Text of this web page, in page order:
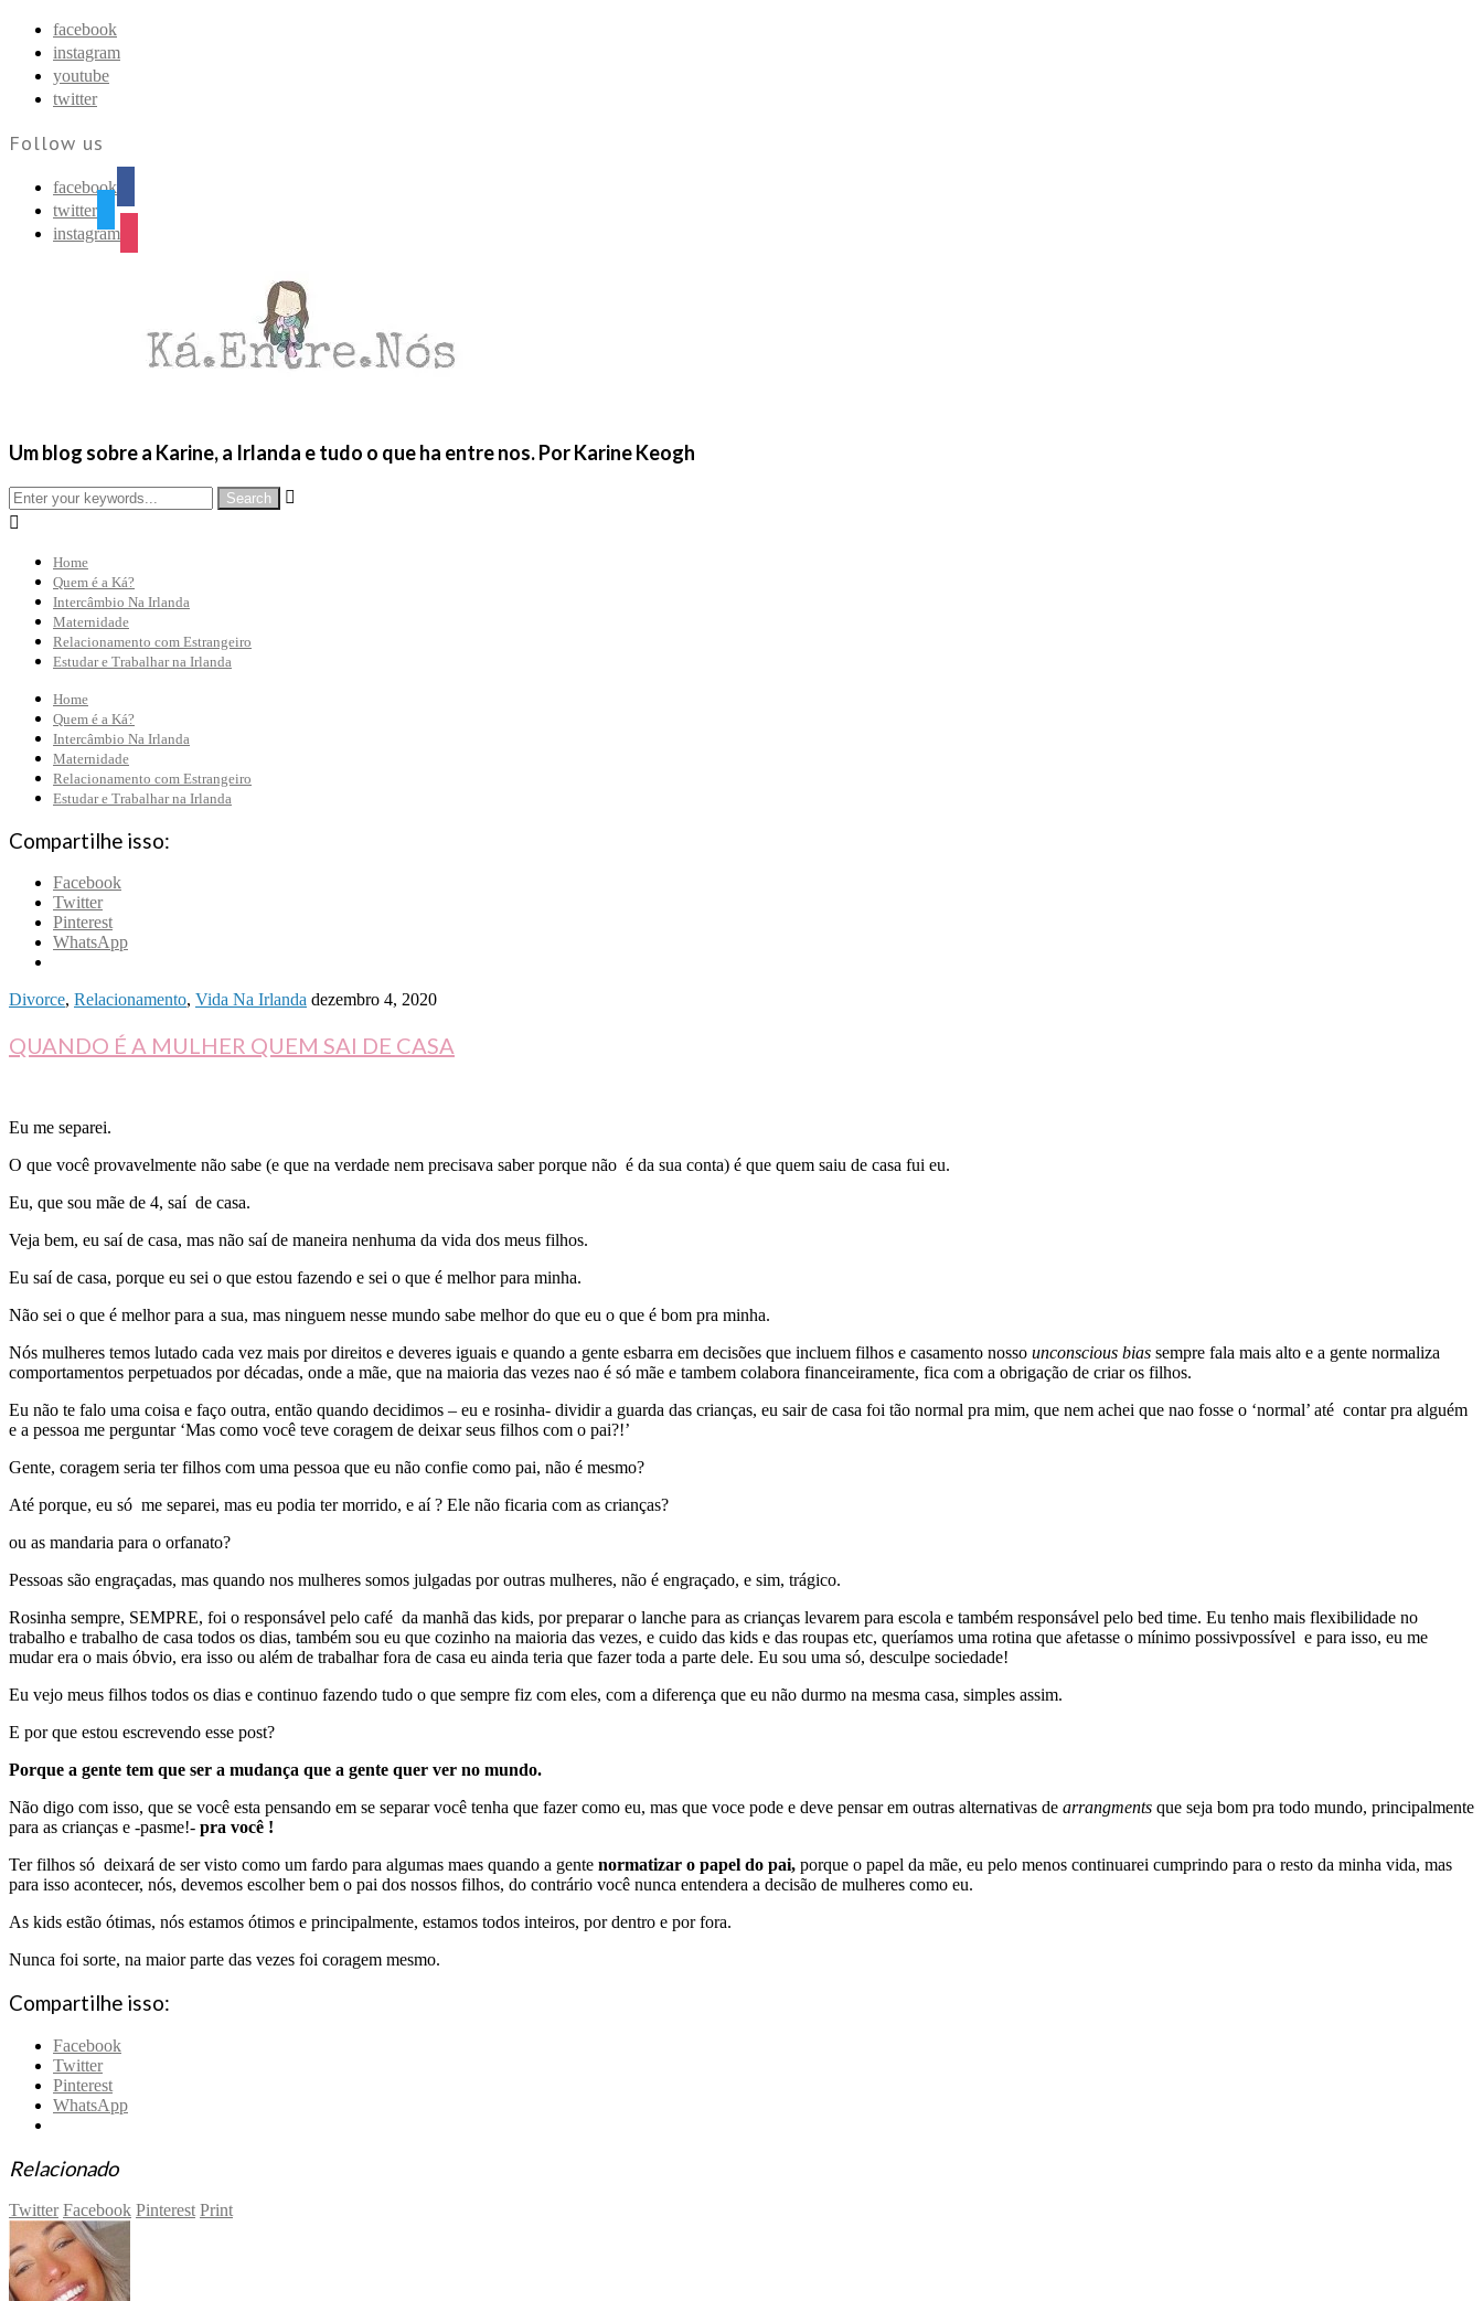
facebook
instagram
youtube
twitter
Follow us
facebook
twitter
instagram
Um blog sobre a Karine, a Irlanda e tudo o que ha entre nos. Por Karine Keogh


Home
Quem é a Ká?
Intercâmbio Na Irlanda
Maternidade
Relacionamento com Estrangeiro
Estudar e Trabalhar na Irlanda
Home
Quem é a Ká?
Intercâmbio Na Irlanda
Maternidade
Relacionamento com Estrangeiro
Estudar e Trabalhar na Irlanda
Compartilhe isso:
Facebook
Twitter
Pinterest
WhatsApp
Divorce, Relacionamento, Vida Na Irlanda dezembro 4, 2020
QUANDO É A MULHER QUEM SAI DE CASA
Eu me separei.
O que você provavelmente não sabe (e que na verdade nem precisava saber porque não é da sua conta) é que quem saiu de casa fui eu.
Eu, que sou mãe de 4, saí de casa.
Veja bem, eu saí de casa, mas não saí de maneira nenhuma da vida dos meus filhos.
Eu saí de casa, porque eu sei o que estou fazendo e sei o que é melhor para minha.
Não sei o que é melhor para a sua, mas ninguem nesse mundo sabe melhor do que eu o que é bom pra minha.
Nós mulheres temos lutado cada vez mais por direitos e deveres iguais e quando a gente esbarra em decisões que incluem filhos e casamento nosso unconscious bias sempre fala mais alto e a gente normaliza
comportamentos perpetuados por décadas, onde a mãe, que na maioria das vezes nao é só mãe e tambem colabora financeiramente, fica com a obrigação de criar os filhos.
Eu não te falo uma coisa e faço outra, então quando decidimos – eu e rosinha- dividir a guarda das crianças, eu sair de casa foi tão normal pra mim, que nem achei que nao fosse o ‘normal’ até contar pra alguém
e a pessoa me perguntar ‘Mas como você teve coragem de deixar seus filhos com o pai?!’
Gente, coragem seria ter filhos com uma pessoa que eu não confie como pai, não é mesmo?
Até porque, eu só me separei, mas eu podia ter morrido, e aí ? Ele não ficaria com as crianças?
ou as mandaria para o orfanato?
Pessoas são engraçadas, mas quando nos mulheres somos julgadas por outras mulheres, não é engraçado, e sim, trágico.
Rosinha sempre, SEMPRE, foi o responsável pelo café da manhã das kids, por preparar o lanche para as crianças levarem para escola e também responsável pelo bed time. Eu tenho mais flexibilidade no
trabalho e trabalho de casa todos os dias, também sou eu que cozinho na maioria das vezes, e cuido das kids e das roupas etc, queríamos uma rotina que afetasse o mínimo possivpossível e para isso, eu me
mudar era o mais óbvio, era isso ou além de trabalhar fora de casa eu ainda teria que fazer toda a parte dele. Eu sou uma só, desculpe sociedade!
Eu vejo meus filhos todos os dias e continuo fazendo tudo o que sempre fiz com eles, com a diferença que eu não durmo na mesma casa, simples assim.
E por que estou escrevendo esse post?
Porque a gente tem que ser a mudança que a gente quer ver no mundo.
Não digo com isso, que se você esta pensando em se separar você tenha que fazer como eu, mas que voce pode e deve pensar em outras alternativas de arrangments que seja bom pra todo mundo, principalmente
para as crianças e -pasme!- pra você !
Ter filhos só deixará de ser visto como um fardo para algumas maes quando a gente normatizar o papel do pai, porque o papel da mãe, eu pelo menos continuarei cumprindo para o resto da minha vida, mas
para isso acontecer, nós, devemos escolher bem o pai dos nossos filhos, do contrário você nunca entendera a decisão de mulheres como eu.
As kids estão ótimas, nós estamos ótimos e principalmente, estamos todos inteiros, por dentro e por fora.
Nunca foi sorte, na maior parte das vezes foi coragem mesmo.
Compartilhe isso:
Facebook
Twitter
Pinterest
WhatsApp
Relacionado
Twitter Facebook Pinterest Print